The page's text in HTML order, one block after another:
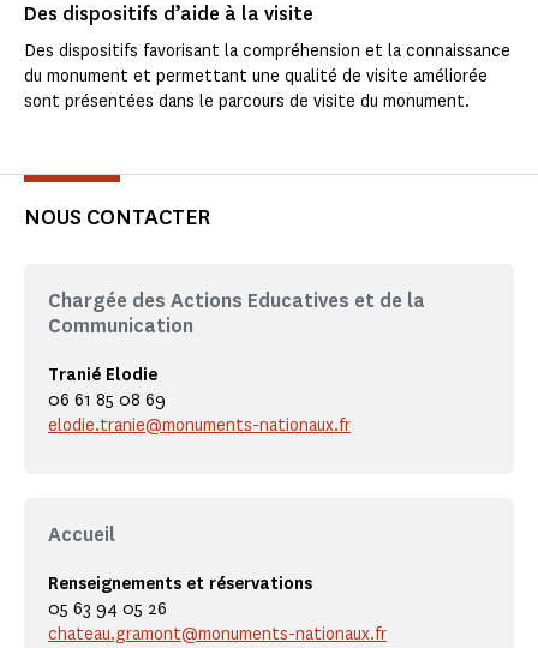
Des dispositifs d’aide à la visite
Des dispositifs favorisant la compréhension et la connaissance
du monument et permettant une qualité de visite améliorée
sont présentées dans le parcours de visite du monument.
NOUS CONTACTER
Chargée des Actions Educatives et de la
Communication
Tranié Elodie
06 61 85 08 69
elodie.tranie@monuments-nationaux.fr
Accueil
Renseignements et réservations
05 63 94 05 26
chateau.gramont@monuments-nationaux.fr